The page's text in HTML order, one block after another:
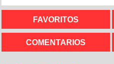
FAVORITOS
COMENTARIOS